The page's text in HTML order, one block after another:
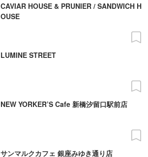
CAVIAR HOUSE & PRUNIER / SANDWICH H
OUSE
LUMINE STREET
NEW YORKER’S Cafe 新橋汐留口駅前店
サンマルクカフェ 銀座みゆき通り店